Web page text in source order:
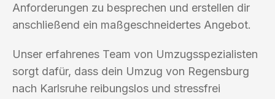
Anforderungen zu besprechen und erstellen dir
anschließend ein maßgeschneidertes Angebot.
Unser erfahrenes Team von Umzugsspezialisten
sorgt dafür, dass dein Umzug von Regensburg
nach Karlsruhe reibungslos und stressfrei